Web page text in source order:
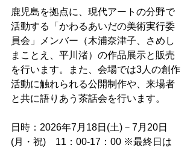
鹿児島を拠点に、現代アートの分野で
活動する「かわるあいだの美術実行委
員会」メンバー（木浦奈津子、さめし
まことえ、平川渚）の作品展示と販売
を行います。また、会場では3人の創作
活動に触れられる公開制作や、来場者
と共に語りあう茶話会を行います。
日時：2026年7月18日(土)－7月20日
(月・祝)　11：00-17：00 ※最終日は